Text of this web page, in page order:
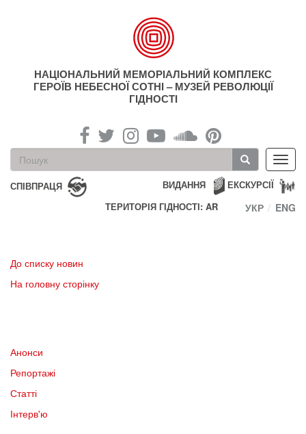
НАЦІОНАЛЬНИЙ МЕМОРІАЛЬНИЙ КОМПЛЕКС
ГЕРОЇВ НЕБЕСНОЇ СОТНІ – МУЗЕЙ РЕВОЛЮЦІЇ
ГІДНОСТІ
Пошукова
форма
Пошук
СПІВПРАЦЯ ЕКСКУРСІЇ
ВИДАННЯ
ТЕРИТОРІЯ ГІДНОСТІ: AR
УКР ENG
До списку новин
На головну сторінку
Анонси
Репортажі
Статті
Інтерв'ю